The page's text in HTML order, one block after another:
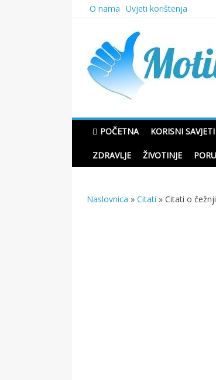
O nama Uvjeti korištenja
Motivacione
POČETNA KORISNI SAVJETI
ZDRAVLJE ŽIVOTINJE
Naslovnica »Citati »Citati o